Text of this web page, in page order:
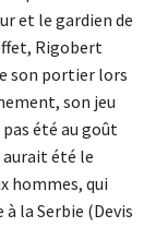
et le gardien de
Rigobert
son portier lors
son jeu
pas été au goût
aurait été le
hommes, qui
la Serbie (Devis